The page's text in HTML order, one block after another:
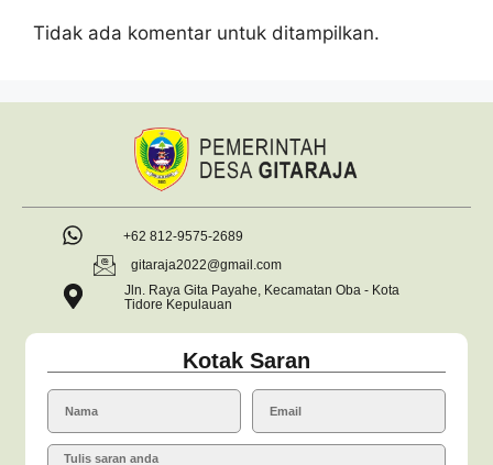
Tidak ada komentar untuk ditampilkan.
+62 812-9575-2689
gitaraja2022@gmail.com
Jln. Raya Gita Payahe, Kecamatan Oba - Kota
Tidore Kepulauan
Kotak Saran